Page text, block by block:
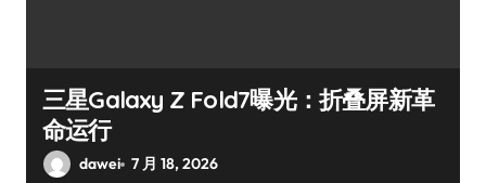
三星Galaxy Z Fold7曝光：折叠屏新革
命运行
dawei 7 月 18, 2026